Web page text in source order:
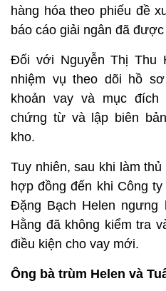
hàng hóa theo phiếu đề
báo cáo giải ngân đã
Đối với Nguyễn Thị Thu
nhiệm vụ theo dõi hồ
khoản vay và mục
chứng từ và lập biên
kho.
Tuy nhiên, sau khi làm
hợp đồng đến khi Công
Đặng Bạch Helen ngưng
Hằng đã không kiểm tra
điều kiện cho vay mới.
Ông bà trùm Helen và